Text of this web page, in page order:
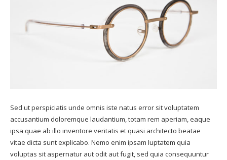
Sed ut perspiciatis unde omnis iste natus error sit voluptatem
accusantium doloremque laudantium, totam rem aperiam, eaque
ipsa quae ab illo inventore veritatis et quasi architecto beatae
vitae dicta sunt explicabo. Nemo enim ipsam luptatem quia
voluptas sit aspernatur aut odit aut fugit, sed quia consequuntur